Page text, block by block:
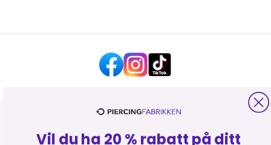
HJELP OG KONTAKT
Vil du ha 20 % rabatt på ditt